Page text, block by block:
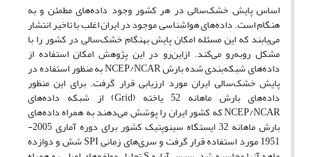
اساس پایش خشک‌سالی در هر کشور وجود داده‌‌های مطمئن و به
هنگام است. داده‌‌های هواشناسی موجود در ایران اغلب با تاخیر انتشار
می‌یابند که این مسئله امکان پایش بهنگام خشک‌سالی در کشور را با
مشکل روبه‌رو می‌کند. ازاین‌رو در این پژوهش امکان استفاده از
داده‌‌های شبکه‌بندی شده بارش NCEP/NCAR به منظور استفاده در
پایش خشک‌سالی ایران مورد ارزیابی قرار گرفت. برای این منظور
داده‌‌های بارش ماهانه 52 یاخته (Grid) از شبکه داده‌‌های
NCEP/NCAR که کشور ایران را پوشش می‌دهند به همراه داده‌‌های
بارش ماهانه 32 ایستگاه سینوپتیک کشور برای دوره آماری 2005-
1951 مورد استفاده قرار گرفت و سری‌های زمانی SPI شش و دوازده